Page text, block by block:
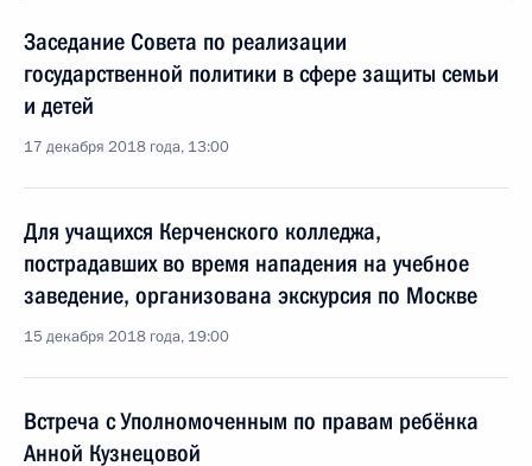
Заседание Совета по реализации
государственной политики в сфере защиты семьи
и детей
17 декабря 2018 года, 13:00
Для учащихся Керченского колледжа,
пострадавших во время нападения на учебное
заведение, организована экскурсия по Москве
15 декабря 2018 года, 19:00
Встреча с Уполномоченным по правам ребёнка
Анной Кузнецовой